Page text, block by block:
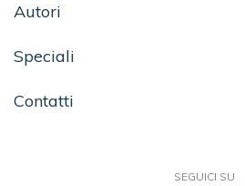
Autori
Speciali
Contatti
SEGUICI SU